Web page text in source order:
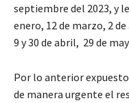
septiembre del 2023, y
enero, 12 de marzo, 2
9 y 30 de abril, 29 de
Por lo anterior
de manera urgente el